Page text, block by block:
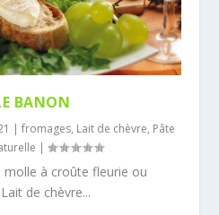
BANON
|fromages, Lait de chèvre, Pâte
|
à croûte fleurie ou
de chèvre...